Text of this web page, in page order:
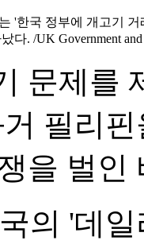
'한국 정부에 개고기
다. /UK Government and
문제를
필리
을 벌인
의 '데